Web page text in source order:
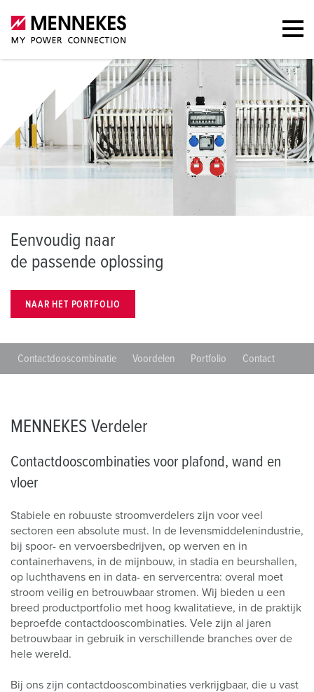
Eenvoudig naar
de passende oplossing
NAAR HET PORTFOLIO
Contactdooscombinatie Voordelen Portfolio Contact
MENNEKES Verdeler
Contactdooscombinaties voor plafond, wand en
vloer
Stabiele en robuuste stroomverdelers zijn voor veel
sectoren een absolute must. In de levensmiddelenindustrie,
bij spoor- en vervoersbedrijven, op werven en in
containerhavens, in de mijnbouw, in stadia en beurshallen,
op luchthavens en in data- en servercentra: overal moet
stroom veilig en betrouwbaar stromen. Wij bieden u een
breed productportfolio met hoog kwalitatieve, in de praktijk
beproefde contactdooscombinaties. Vele zijn al jaren
betrouwbaar in gebruik in verschillende branches over de
hele wereld.
Bij ons zijn contactdooscombinaties verkrijgbaar, die u vast